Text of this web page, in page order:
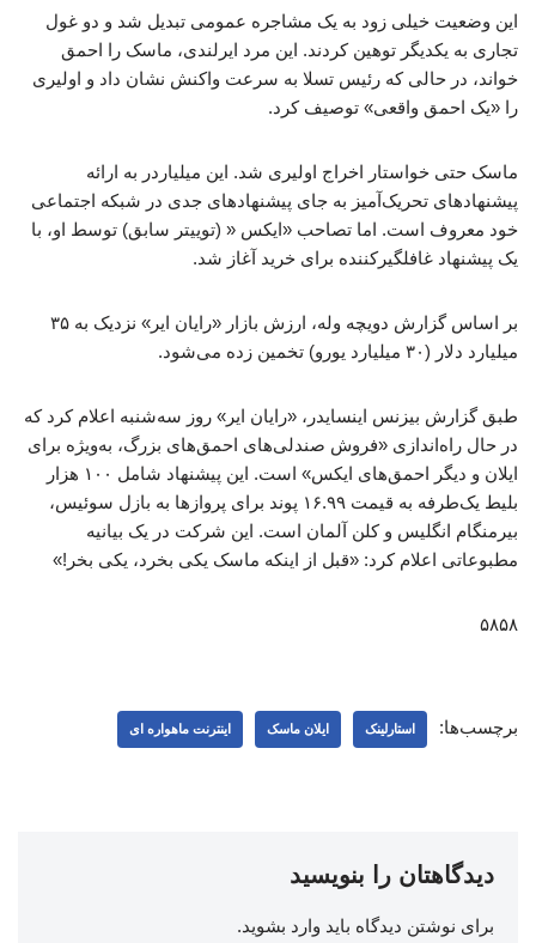
این وضعیت خیلی زود به یک مشاجره عمومی تبدیل شد و دو غول
تجاری به یکدیگر توهین کردند. این مرد ایرلندی، ماسک را احمق
خواند، در حالی که رئیس تسلا به سرعت واکنش نشان داد و اولیری
را «یک احمق واقعی» توصیف کرد.
ماسک حتی خواستار اخراج اولیری شد. این میلیاردر به ارائه
پیشنهادهای تحریک‌آمیز به جای پیشنهادهای جدی در شبکه اجتماعی
خود معروف است. اما تصاحب «ایکس « (توییتر سابق) توسط او، با
یک پیشنهاد غافلگیرکننده برای خرید آغاز شد.
بر اساس گزارش دویچه وله، ارزش بازار «رایان ایر» نزدیک به ۳۵
میلیارد دلار (۳۰ میلیارد یورو) تخمین زده می‌شود.
طبق گزارش بیزنس اینسایدر، «رایان ایر» روز سه‌شنبه اعلام کرد که
در حال راه‌اندازی «فروش صندلی‌های احمق‌های بزرگ، به‌ویژه برای
ایلان و دیگر احمق‌های ایکس» است. این پیشنهاد شامل ۱۰۰ هزار
بلیط یک‌طرفه به قیمت ۱۶.۹۹ پوند برای پروازها به بازل سوئیس،
بیرمنگام انگلیس و کلن آلمان است. این شرکت در یک بیانیه
مطبوعاتی اعلام کرد: «قبل از اینکه ماسک یکی بخرد، یکی بخر!»
۵۸۵۸
برچسب‌ها: استارلینک ایلان ماسک اینترنت ماهواره ای
دیدگاهتان را بنویسید
برای نوشتن دیدگاه باید وارد بشوید.